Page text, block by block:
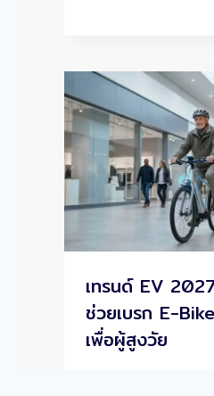
เทรนด์ EV
ช่วยเบรก E-
เพื่อผู้สูงวัย